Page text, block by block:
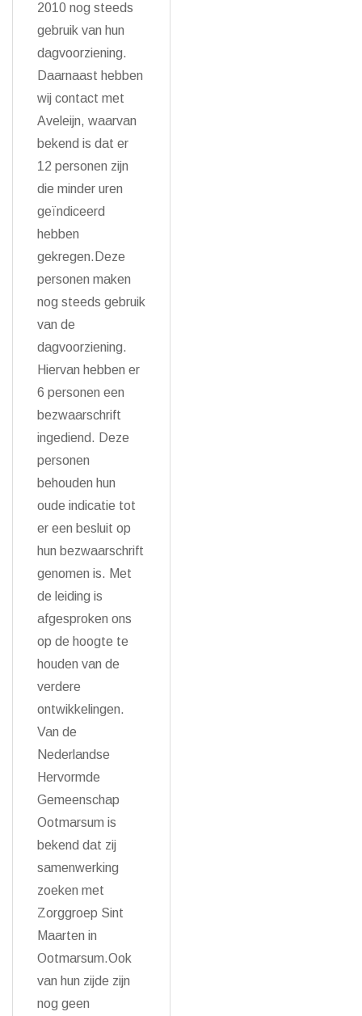
2010 nog steeds
gebruik van hun
dagvoorziening.
Daarnaast hebben
wij contact met
Aveleijn, waarvan
bekend is dat er
12 personen zijn
die minder uren
geïndiceerd
hebben
gekregen.Deze
personen maken
nog steeds gebruik
van de
dagvoorziening.
Hiervan hebben er
6 personen een
bezwaarschrift
ingediend. Deze
personen
behouden hun
oude indicatie tot
er een besluit op
hun bezwaarschrift
genomen is. Met
de leiding is
afgesproken ons
op de hoogte te
houden van de
verdere
ontwikkelingen.
Van de
Nederlandse
Hervormde
Gemeenschap
Ootmarsum is
bekend dat zij
samenwerking
zoeken met
Zorggroep Sint
Maarten in
Ootmarsum.Ook
van hun zijde zijn
nog geen